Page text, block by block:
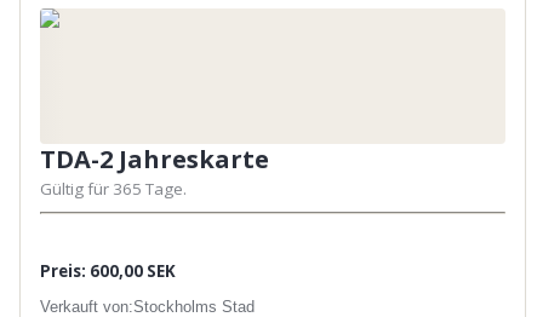
TDA-2 Jahreskarte
Gültig für 365 Tage.
Preis: 600,00 SEK
Verkauft von:Stockholms Stad